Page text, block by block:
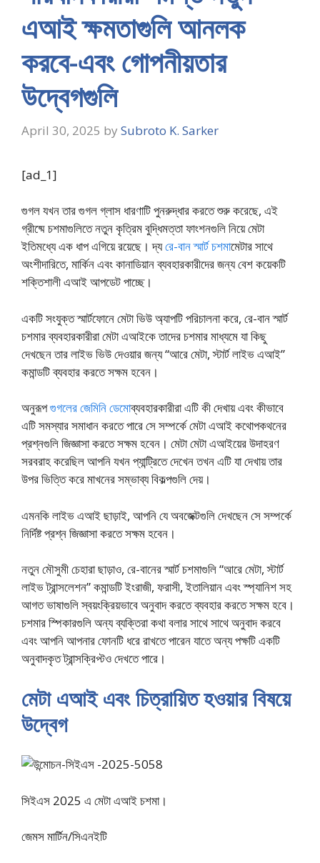
এআই ক্ষমতাগুলি আনলক
করবে-এবং গোপনীয়তার
উদ্বেগগুলি
April 30, 2025 by Subroto K. Sarker
[ad_1]
গুগল যখন তার গুগল গ্লাস ধারণাটি পুনরুদ্ধার করতে শুরু করেছে, এই
গ্রীষ্মে চশমাগুলিতে নতুন কৃত্রিম বুদ্ধিমত্তা ফাংশনগুলি নিয়ে মেটা
ইতিমধ্যে এক ধাপ এগিয়ে রয়েছে। দ্যরে-বান স্মার্ট চশমামেটার সাথে
অংশীদারিতে, মার্কিন এবং কানাডিয়ান ব্যবহারকারীদের জন্য বেশ কয়েকটি
শক্তিশালী এআই আপডেট পাচ্ছে।
একটি সংযুক্ত স্মার্টফোনে মেটা ভিউ অ্যাপটি পরিচালনা করে, রে-বান স্মার্ট
চশমার ব্যবহারকারীরা মেটা এআইকে তাদের চশমার মাধ্যমে যা কিছু
দেখছেন তার লাইভ ভিউ দেওয়ার জন্য “আরে মেটা, স্টার্ট লাইভ এআই”
কমান্ডটি ব্যবহার করতে সক্ষম হবেন।
অনুরূপগুগলের জেমিনি ডেমোব্যবহারকারীরা এটি কী দেখায় এবং কীভাবে
এটি সমস্যার সমাধান করতে পারে সে সম্পর্কে মেটা এআই কথোপকথনের
প্রশ্নগুলি জিজ্ঞাসা করতে সক্ষম হবেন। মেটা মেটা এআইয়ের উদাহরণ
সরবরাহ করেছিল আপনি যখন প্যান্ট্রিতে দেখেন তখন এটি যা দেখায় তার
উপর ভিত্তি করে মাখনের সম্ভাব্য বিকল্পগুলি দেয়।
এমনকি লাইভ এআই ছাড়াই, আপনি যে অবজেক্টগুলি দেখছেন সে সম্পর্কে
নির্দিষ্ট প্রশ্ন জিজ্ঞাসা করতে সক্ষম হবেন।
নতুন মৌসুমী চেহারা ছাড়াও, রে-বানের স্মার্ট চশমাগুলি “আরে মেটা, স্টার্ট
লাইভ ট্রান্সলেশন” কমান্ডটি ইংরাজী, ফরাসী, ইতালিয়ান এবং স্প্যানিশ সহ
আগত ভাষাগুলি স্বয়ংক্রিয়ভাবে অনুবাদ করতে ব্যবহার করতে সক্ষম হবে।
চশমার স্পিকারগুলি অন্য ব্যক্তিরা কথা বলার সাথে সাথে অনুবাদ করবে
এবং আপনি আপনার ফোনটি ধরে রাখতে পারেন যাতে অন্য পক্ষটি একটি
অনুবাদকৃত ট্রান্সক্রিপ্টও দেখতে পারে।
মেটা এআই এবং চিত্রায়িত হওয়ার বিষয়ে
উদ্বেগ
সিইএস 2025 এ মেটা এআই চশমা।
জেমস মার্টিন/সিএনইটি